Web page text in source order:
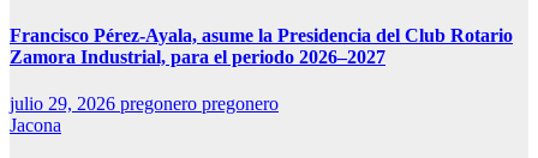
Francisco Pérez-Ayala, asume la Presidencia del Club Rotario
Zamora Industrial, para el periodo 2026–2027
julio 29, 2026 pregonero pregonero
Jacona